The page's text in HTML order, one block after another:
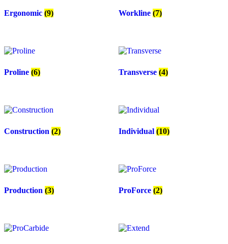
Ergonomic (9) Workline (7)
Proline (6) Transverse (4)
Construction (2) Individual (10)
Production (3) ProForce (2)